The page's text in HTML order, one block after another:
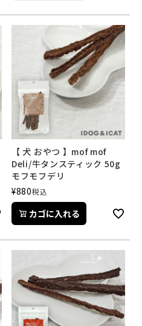
【 犬 おやつ 】mof mof
Deli/牛タンスティック 50g
モフモフデリ
¥880税込
カゴに入れる